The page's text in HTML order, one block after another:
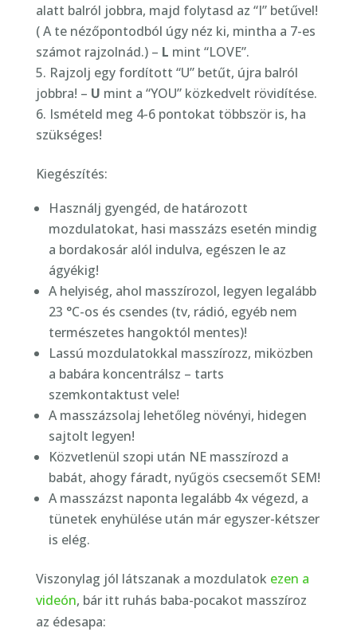
alatt balról jobbra, majd folytasd az “I” betűvel!
( A te nézőpontodból úgy néz ki, mintha a 7-es
számot rajzolnád.) – L mint “LOVE”.
Rajzolj egy fordított “U” betűt, újra balról
jobbra! – U mint a “YOU” közkedvelt rövidítése.
Ismételd meg 4-6 pontokat többször is, ha
szükséges!
Kiegészítés:
Használj gyengéd, de határozott
mozdulatokat, hasi masszázs esetén mindig
a bordakosár alól indulva, egészen le az
ágyékig!
A helyiség, ahol masszírozol, legyen legalább
23 °C-os és csendes (tv, rádió, egyéb nem
természetes hangoktól mentes)!
Lassú mozdulatokkal masszírozz, miközben
a babára koncentrálsz – tarts
szemkontaktust vele!
A masszázsolaj lehetőleg növényi, hidegen
sajtolt legyen!
Közvetlenül szopi után NE masszírozd a
babát, ahogy fáradt, nyűgös csecsemőt SEM!
A masszázst naponta legalább 4x végezd, a
tünetek enyhülése után már egyszer-kétszer
is elég.
Viszonylag jól látszanak a mozdulatok ezen a
videón, bár itt ruhás baba-pocakot masszíroz
az édesapa: